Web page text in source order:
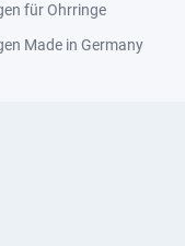
für Ohrringe
Made in Germany